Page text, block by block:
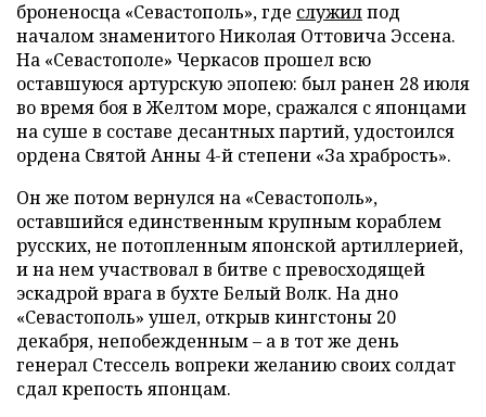
броненосца «Севастополь», где служилпод
началом знаменитого Николая Оттовича Эссена.
На «Севастополе» Черкасов прошел всю
оставшуюся артурскую эпопею: был ранен 28 июля
во время боя в Желтом море, сражался с японцами
на суше в составе десантных партий, удостоился
ордена Святой Анны 4-й степени «За храбрость».
Он же потом вернулся на «Севастополь»,
оставшийся единственным крупным кораблем
русских, не потопленным японской артиллерией,
и на нем участвовал в битве с превосходящей
эскадрой врага в бухте Белый Волк. На дно
«Севастополь» ушел, открыв кингстоны 20
декабря, непобежденным – а в тот же день
генерал Стессель вопреки желанию своих солдат
сдал крепость японцам.